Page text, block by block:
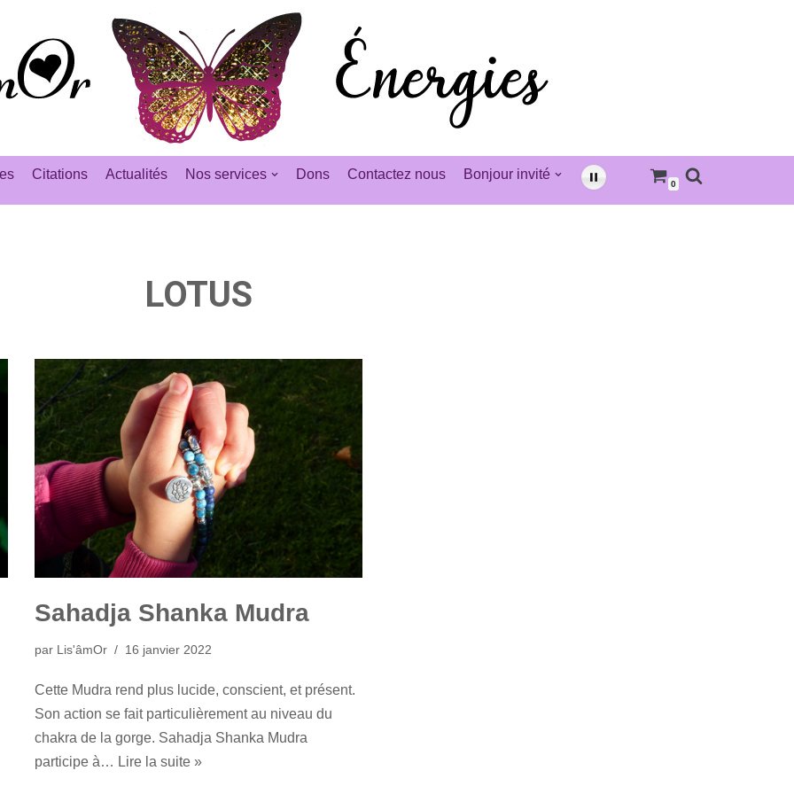
Citations Actualités Nos services Dons Contactez nous Bonjour invité
0
LOTUS
Sahadja Shanka Mudra
par Lis'âmOr 16 janvier 2022
Cette Mudra rend plus lucide, conscient, et présent.
Son action se fait particulièrement au niveau du
chakra de la gorge. Sahadja Shanka Mudra
participe à… Lire la suite »